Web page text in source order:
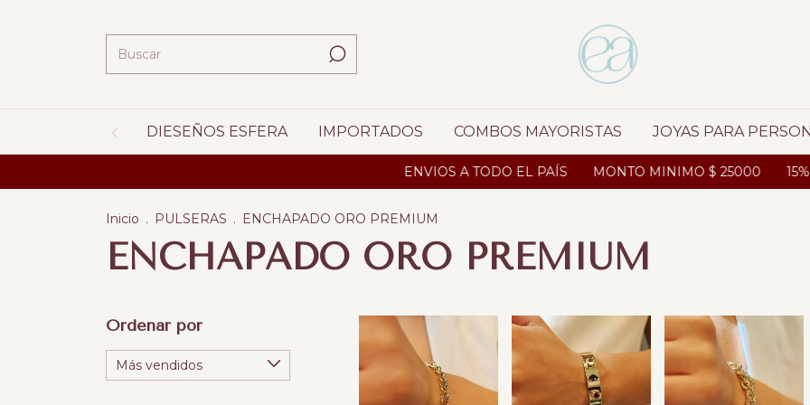
DIESEÑOS ESFERA IMPORTADOS COMBOS MAYORISTAS JOYAS PARA
ENVIOS A TODO EL PAÍS MONTO MINIMO $ 25000 15% OFF
Inicio . PULSERAS . ENCHAPADO ORO PREMIUM
ENCHAPADO ORO PREMIUM
Ordenar por